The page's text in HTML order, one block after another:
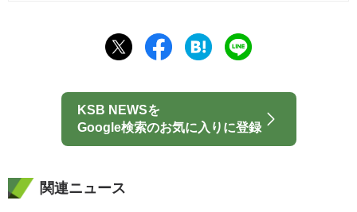
KSB NEWSを
Google検索のお気に入りに登録
関連ニュース